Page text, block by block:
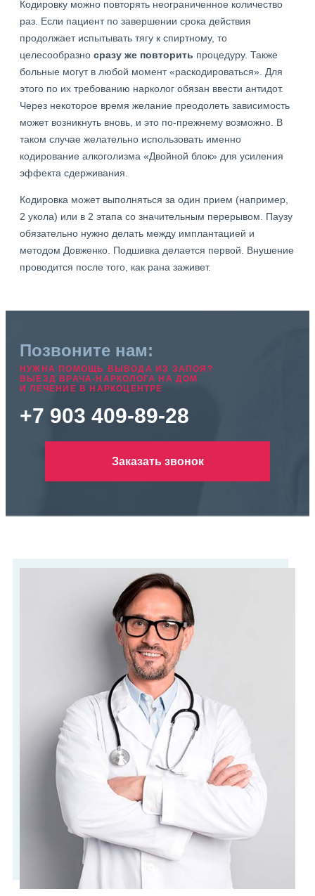
Кодировку можно повторять неограниченное количество
раз. Если пациент по завершении срока действия
продолжает испытывать тягу к спиртному, то
целесообразно сразу же повторить процедуру. Также
больные могут в любой момент «раскодироваться». Для
этого по их требованию нарколог обязан ввести антидот.
Через некоторое время желание преодолеть зависимость
может возникнуть вновь, и это по-прежнему возможно. В
таком случае желательно использовать именно
кодирование алкоголизма «Двойной блок» для усиления
эффекта сдерживания.
Кодировка может выполняться за один прием (например,
2 укола) или в 2 этапа со значительным перерывом. Паузу
обязательно нужно делать между имплантацией и
методом Довженко. Подшивка делается первой. Внушение
проводится после того, как рана заживет.
Позвоните нам:
НУЖНА ПОМОЩЬ ВЫВОДА ИЗ ЗАПОЯ?
ВЫЕЗД ВРАЧА-НАРКОЛОГА НА ДОМ
И ЛЕЧЕНИЕ В НАРКОЦЕНТРЕ
+7 903 409-89-28
Заказать звонок